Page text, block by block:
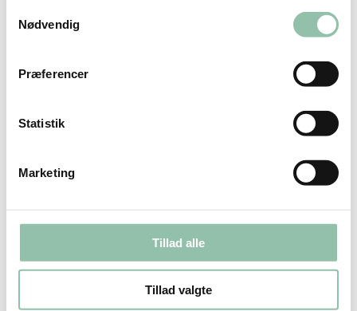
Nødvendig
Præferencer
Statistik
Marketing
Tillad alle
Tillad valgte
konflikter
implementeringsprogrammer.
Vil du vide mere om kollegaløft?
Kollegaløft kan implementeres i både små og
uforpligtende infosamtale
hvis du vil høre
hos jer.